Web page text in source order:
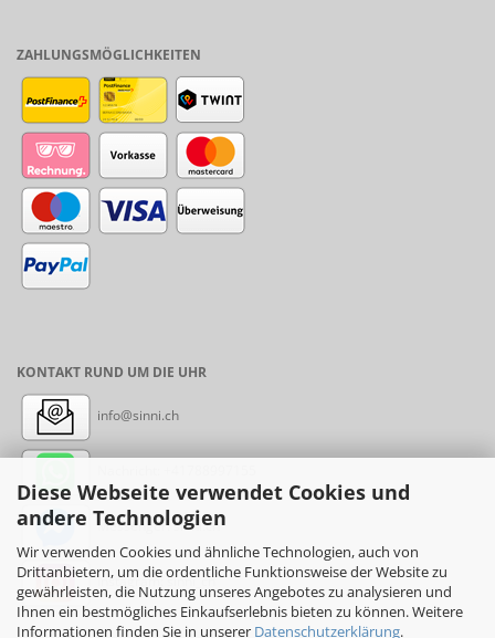
Diese Webseite verwendet Cookies und
andere Technologien
Wir verwenden Cookies und ähnliche Technologien, auch von
Drittanbietern, um die ordentliche Funktionsweise der Website zu
gewährleisten, die Nutzung unseres Angebotes zu analysieren und
Ihnen ein bestmögliches Einkaufserlebnis bieten zu können. Weitere
Informationen finden Sie in unserer Datenschutzerklärung.
ZAHLUNGSMÖGLICHKEITEN
KONTAKT RUND UM DIE UHR
info@sinni.ch
Messenger: sinni.ch
Instagram: sinni_ch